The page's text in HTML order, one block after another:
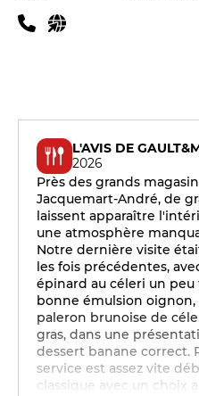
L'AVIS DE
2026
Près des grands
Jacquemart-André, de
laissent apparaître
une atmosphère
Notre dernière visite
les fois précédentes,
épinard au céleri un
bonne émulsion oignon,
paleron brunoise de
gras, dans une
dessert banane correct.
service est assez vite
classique avec un choix